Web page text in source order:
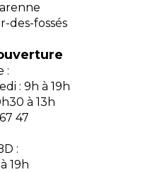
des-fossés
:
: 9h à 19h
à 13h
47
:
19h